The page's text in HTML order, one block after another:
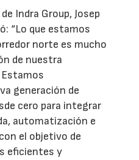
Indra Group, Josep
“Lo que estamos
norte es mucho
de nuestra
generación de
cero para integrar
automatización e
el objetivo de
eficientes y